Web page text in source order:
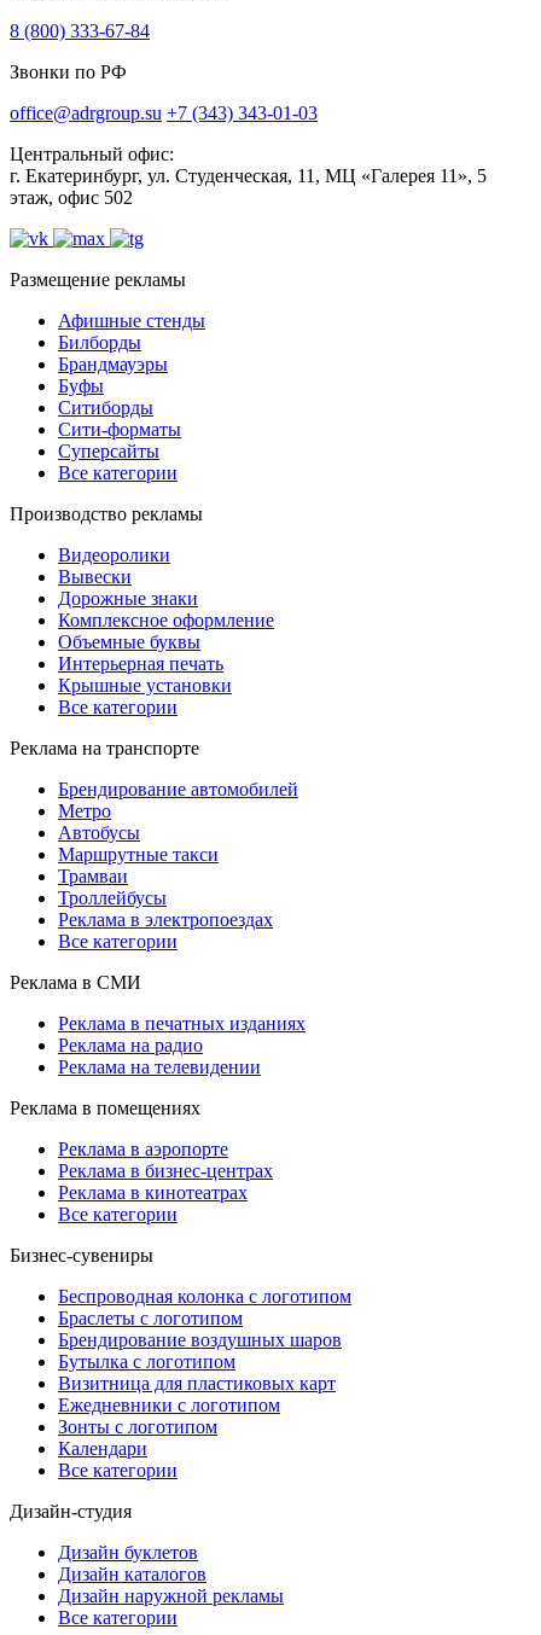
8 (800) 333-67-84
Звонки по РФ
office@adrgroup.su +7 (343) 343-01-03
Центральный офис:
г. Екатеринбург, ул. Студенческая, 11, МЦ «Галерея 11», 5
этаж, офис 502
Размещение рекламы
Афишные стенды
Билборды
Брандмауэры
Буфы
Ситиборды
Сити-форматы
Суперсайты
Все категории
Производство рекламы
Видеоролики
Вывески
Дорожные знаки
Комплексное оформление
Объемные буквы
Интерьерная печать
Крышные установки
Все категории
Реклама на транспорте
Брендирование автомобилей
Метро
Автобусы
Маршрутные такси
Трамваи
Троллейбусы
Реклама в электропоездах
Все категории
Реклама в СМИ
Реклама в печатных изданиях
Реклама на радио
Реклама на телевидении
Реклама в помещениях
Реклама в аэропорте
Реклама в бизнес-центрах
Реклама в кинотеатрах
Все категории
Бизнес-сувениры
Беспроводная колонка с логотипом
Браслеты с логотипом
Брендирование воздушных шаров
Бутылка с логотипом
Визитница для пластиковых карт
Ежедневники с логотипом
Зонты с логотипом
Календари
Все категории
Дизайн-студия
Дизайн буклетов
Дизайн каталогов
Дизайн наружной рекламы
Все категории